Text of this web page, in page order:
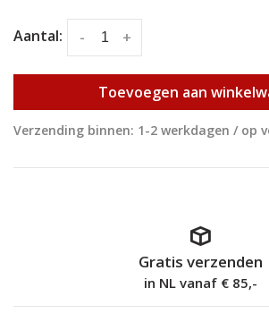
Aantal: +
-
Toevoegen aan
Verzending binnen: 1-2 werkdagen / op
Gratis verzenden
in NL vanaf € 85,-